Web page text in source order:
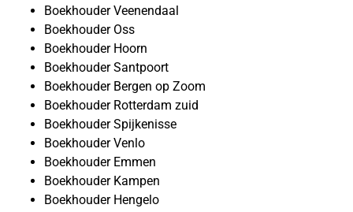
Boekhouder Veenendaal
Boekhouder Oss
Boekhouder Hoorn
Boekhouder Santpoort
Boekhouder Bergen op Zoom
Boekhouder Rotterdam zuid
Boekhouder Spijkenisse
Boekhouder Venlo
Boekhouder Emmen
Boekhouder Kampen
Boekhouder Hengelo